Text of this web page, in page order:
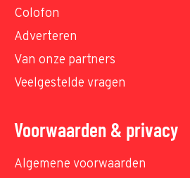
Colofon
Adverteren
Van onze partners
Veelgestelde vragen
Voorwaarden & privacy
Algemene voorwaarden